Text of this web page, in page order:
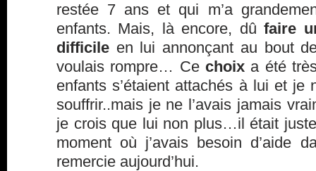
restée 7 ans et qui m’a
enfants. Mais, là encore, dûfaire
difficile en lui annonçant au bout
voulais rompre… Cechoix a été
enfants s’étaient attachés à lui et je
souffrir..mais je ne l’avais jamais
je crois que lui non plus…il était
moment où j’avais besoin d’aide
remercie aujourd’hui.